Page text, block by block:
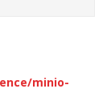
minio-